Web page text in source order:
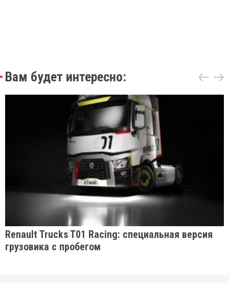
Вам будет интересно:
Renault Trucks T01 Racing: специальная версия
грузовика с пробегом